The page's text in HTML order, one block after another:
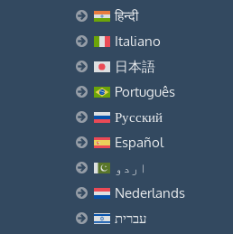
हिन्दी
Italiano
日本語
Português
Русский
Español
اردو
Nederlands
עברית